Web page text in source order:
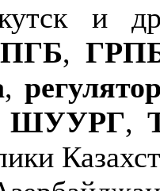
и
ПГБ,
,
ШУУРГ,